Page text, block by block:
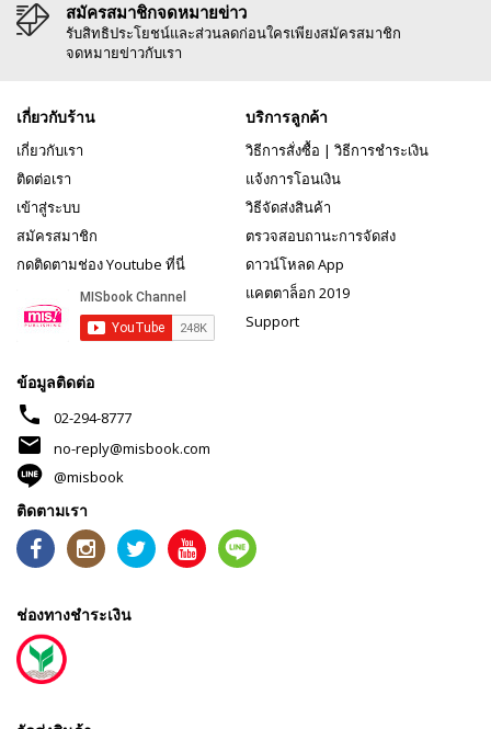
สมัครสมาชิกจดหมายข่าว
รับสิทธิประโยชน์และส่วนลดก่อนใครเพียงสมัครสมาชิก
จดหมายข่าวกับเรา
เกี่ยวกับร้าน
เกี่ยวกับเรา
ติดต่อเรา
เข้าสู่ระบบ
สมัครสมาชิก
กดติดตามช่อง Youtube ที่นี่
บริการลูกค้า
วิธีการสั่งซื้อ | วิธีการชำระเงิน
แจ้งการโอนเงิน
วิธีจัดส่งสินค้า
ตรวจสอบถานะการจัดส่ง
ดาวน์โหลด App
แคตตาล็อก 2019
Support
ข้อมูลติดต่อ
phone 02-294-8777
mail
no-reply@misbook.com
@misbook
ติดตามเรา
ช่องทางชำระเงิน